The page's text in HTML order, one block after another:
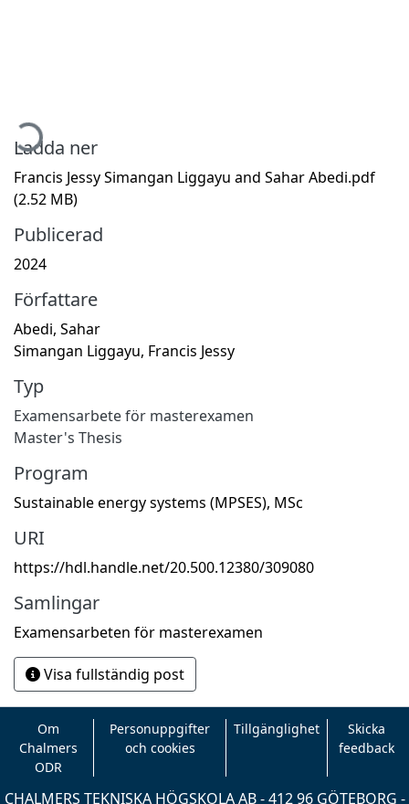
Ladda ner
Francis Jessy Simangan Liggayu and Sahar Abedi.pdf
(2.52 MB)
Publicerad
2024
Författare
Abedi, Sahar
Simangan Liggayu, Francis Jessy
Typ
Examensarbete för masterexamen
Master's Thesis
Program
Sustainable energy systems (MPSES), MSc
URI
https://hdl.handle.net/20.500.12380/309080
Samlingar
Examensarbeten för masterexamen
Visa fullständig post
Om
Chalmers
ODR
Personuppgifter
och cookies
Tillgänglighet
Skicka
feedback
CHALMERS TEKNISKA HÖGSKOLA AB - 412 96 GÖTEBORG -